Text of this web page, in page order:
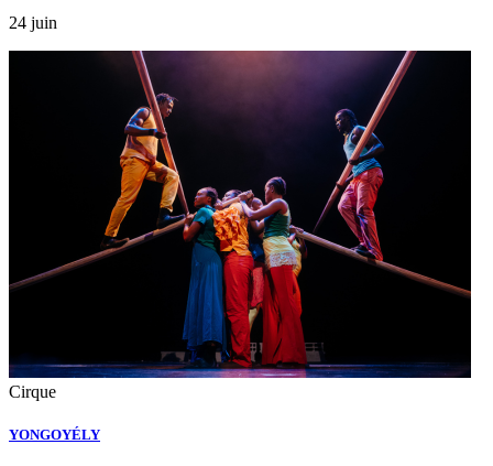
24 juin
Cirque
YONGOYÉLY